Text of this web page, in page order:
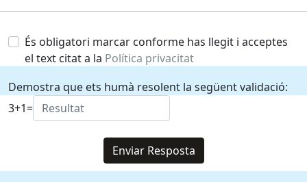
És obligatori marcar conforme has llegit i acceptes
el text citat a la Política privacitat
Demostra que ets humà resolent la següent validació:
3+1=